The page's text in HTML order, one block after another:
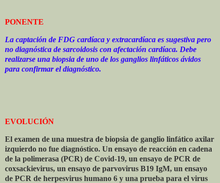
PONENTE
La captación de FDG cardíaca y extracardíaca es sugestiva pero
no diagnóstica de sarcoidosis con afectación cardíaca. Debe
realizarse una biopsia de uno de los ganglios linfáticos ávidos
para confirmar el diagnóstico.
EVOLUCIÓN
El examen de una muestra de biopsia de ganglio linfático axilar
izquierdo no fue diagnóstico. Un ensayo de reacción en cadena
de la polimerasa (PCR) de Covid-19, un ensayo de PCR de
coxsackievirus, un ensayo de parvovirus B19 IgM, un ensayo
de PCR de herpesvirus humano 6 y una prueba para el virus